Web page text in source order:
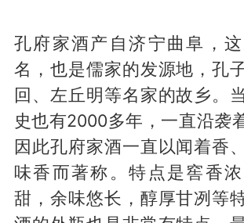
孔府家酒产自济宁曲阜，
名，也是儒家的发源地，孔
回、左丘明等名家的故乡。
史也有2000多年，一直沿袭
因此孔府家酒一直以闻着香
味香而著称。特点是窖香
甜，余味悠长，醇厚甘冽等